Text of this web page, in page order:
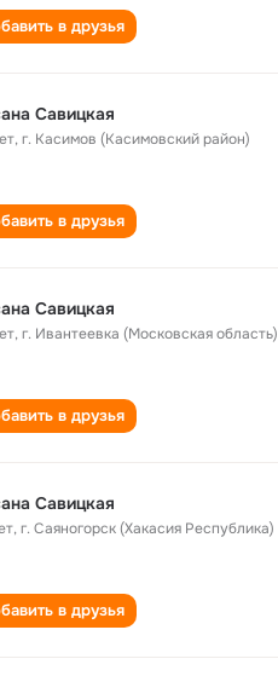
в друзья
Савицкая
,г. Касимов (Касимовский район)
в друзья
Савицкая
,г. Ивантеевка (Московская область)
в друзья
Савицкая
,г. Саяногорск (Хакасия Республика)
в друзья